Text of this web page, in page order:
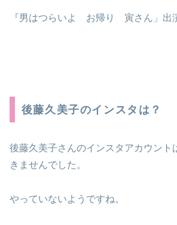
『男はつらいよ お帰り 寅さん」出
後藤久美子のインスタは？
後藤久美子さんのインスタアカウント
きませんでした。
やっていないようですね。